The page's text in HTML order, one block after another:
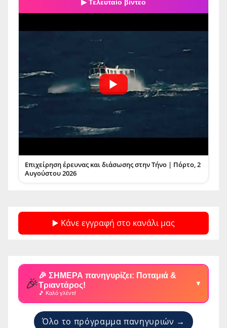
▶ Τελευταίο βίντεο
Επιχείρηση έρευνας και διάσωσης στην Τήνο | Πόρτο, 2
Αυγούστου 2026
▶️ Κάνε εγγραφή στο κανάλι μας
🎉
🎉 ΣΗΜΕΡΑ πανηγυρίζει: Ποταμιά &
Τριαντάρος!
🎵 Καλό γλέντι!
▼
Όλο το πρόγραμμα πανηγυριών →